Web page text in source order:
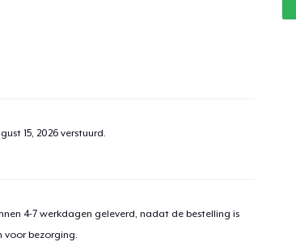
15, 2026verstuurd.
4-7 werkdagen geleverd, nadat de bestelling is
voor bezorging.